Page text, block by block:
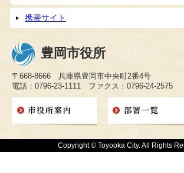
携帯サイト
豊岡市役所
〒668-8666 兵庫県豊岡市中央町2番4号
電話：0796-23-1111 ファクス：0796-24-2575
Copyright © Toyooka City. All Rights